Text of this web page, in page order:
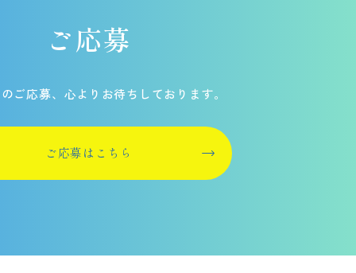
ご応募
ご応募、 心よりお待ちしております。
ご応募はこちら